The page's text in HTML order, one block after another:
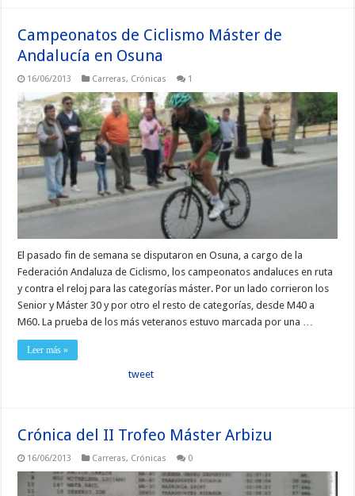
Campeonatos de Ciclismo Máster de
Andalucía en Osuna
16/06/2013 Carreras, Crónicas 1
El pasado fin de semana se disputaron en Osuna, a cargo de la
Federación Andaluza de Ciclismo, los campeonatos andaluces en ruta
y contra el reloj para las categorías máster. Por un lado corrieron los
Senior y Máster 30 y por otro el resto de categorías, desde M40 a
M60. La prueba de los más veteranos estuvo marcada por una …
Leer más »
tweet
Crónica del II Trofeo Máster Arbizu
16/06/2013 Carreras, Crónicas 0